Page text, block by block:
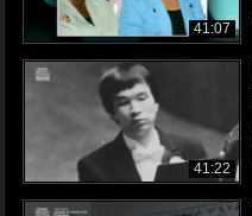
41:07
41:22